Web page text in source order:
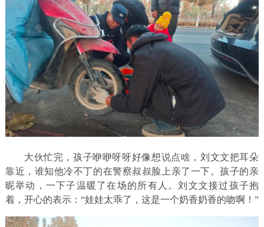
大伙忙完，孩子咿咿呀呀好像想说点啥，刘文文把耳朵
靠近，谁知他冷不丁的在警察叔叔脸上亲了一下。孩子的亲
昵举动，一下子温暖了在场的所有人。刘文文接过孩子抱
着，开心的表示：“娃娃太乖了，这是一个奶香奶香的吻啊！”